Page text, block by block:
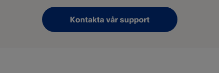
Kontakta vår support